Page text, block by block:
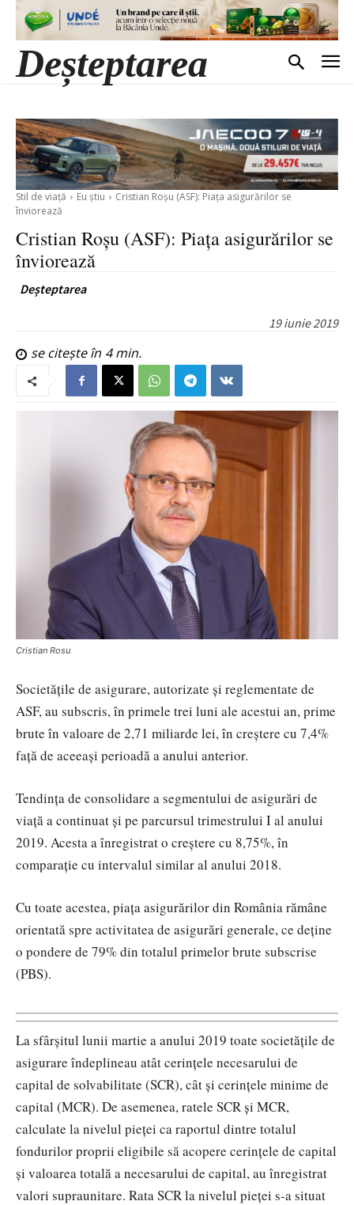
Deșteptarea
Stil de viață Eu știu
Cristian Roșu (ASF): Piața asigurărilor se
înviorează
Cristian Roșu (ASF): Piața asigurărilor se
înviorează
Deșteptarea
19 iunie 2019
se citește în 4min.
Cristian Rosu
Societățile de asigurare, autorizate și reglementate de
ASF, au subscris, în primele trei luni ale acestui an, prime
brute în valoare de 2,71 miliarde lei, în creștere cu 7,4%
față de aceeași perioadă a anului anterior.
Tendința de consolidare a segmentului de asigurări de
viață a continuat și pe parcursul trimestrului I al anului
2019. Acesta a înregistrat o creștere cu 8,75%, în
comparație cu intervalul similar al anului 2018.
Cu toate acestea, piața asigurărilor din România rămâne
orientată spre activitatea de asigurări generale, ce deține
o pondere de 79% din totalul primelor brute subscrise
(PBS).
La sfârșitul lunii martie a anului 2019 toate societățile de
asigurare îndeplineau atât cerințele necesarului de
capital de solvabilitate (SCR), cât și cerințele minime de
capital (MCR). De asemenea, ratele SCR și MCR,
calculate la nivelul pieței ca raportul dintre totalul
fondurilor proprii eligibile să acopere cerințele de capital
și valoarea totală a necesarului de capital, au înregistrat
valori supraunitare. Rata SCR la nivelul pieței s-a situat